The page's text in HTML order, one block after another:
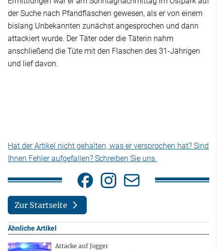
der Suche nach Pfandflaschen gewesen, als er von einem
bislang Unbekannten zunächst angesprochen und dann
attackiert wurde. Der Täter oder die Täterin nahm
anschließend die Tüte mit den Flaschen des 31-Jährigen
und lief davon.
Hat der Artikel nicht gehalten, was er versprochen hat? Sind
Ihnen Fehler aufgefallen? Schreiben Sie uns.
Zur Startseite
Ähnliche Artikel
Attacke auf Jogger